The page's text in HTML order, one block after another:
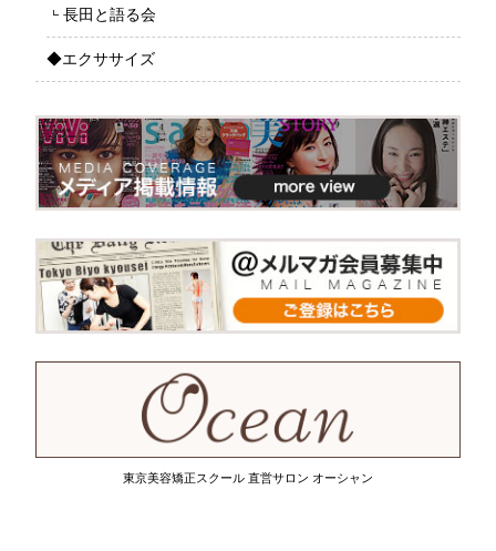
長田と語る会
◆エクササイズ
東京美容矯正スクール 直営サロン オーシャン